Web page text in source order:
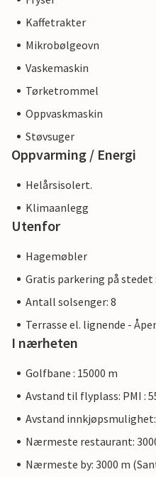
Kaffetrakter
Mikrobølgeovn
Vaskemaskin
Tørketrommel
Oppvaskmaskin
Støvsuger
Oppvarming / Energi
Helårsisolert.
Klimaanlegg
Utenfor
Hagemøbler
Gratis parkering på stedet
Antall solsenger: 8
Terrasse el. lignende -
I nærheten
Golfbane : 15000 m
Avstand til flyplass: PMI :
Avstand innkjøpsmulighet:
Nærmeste restaurant:
Nærmeste by: 3000 m